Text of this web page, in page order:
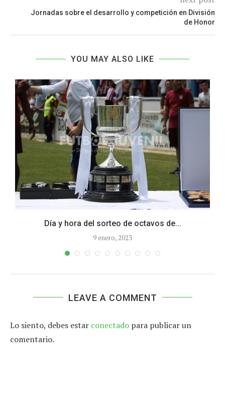
Jornadas sobre el desarrollo y competición en División
de Honor
YOU MAY ALSO LIKE
Día y hora del sorteo de octavos de...
9 enero, 2023
LEAVE A COMMENT
Lo siento, debes estar conectado para publicar un
comentario.